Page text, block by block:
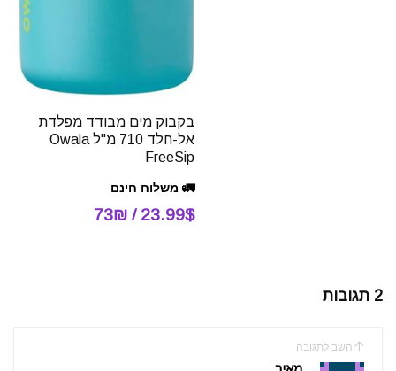
בקבוק מים מבודד מפלדת
אל-חלד 710 מ"ל Owala
FreeSip
🚛 משלוח חינם
23.99$ / 73₪
2 תגובות
השב לתגובה